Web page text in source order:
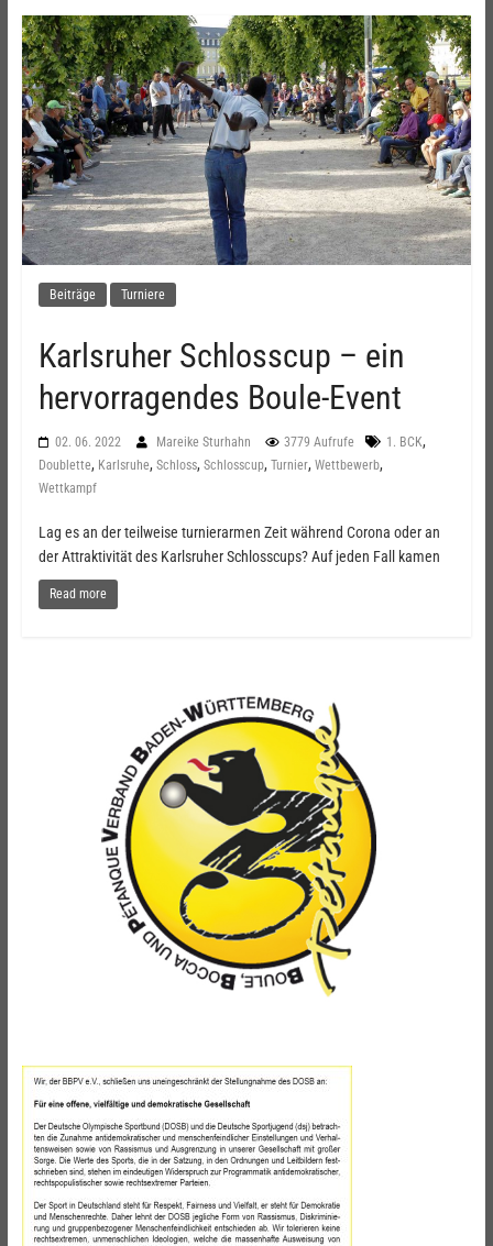
Beiträge Turniere
Karlsruher Schlosscup – ein
hervorragendes Boule-Event
02. 06. 2022 Mareike Sturhahn 3779 Aufrufe 1. BCK,
Doublette, Karlsruhe, Schloss, Schlosscup, Turnier, Wettbewerb,
Wettkampf
Lag es an der teilweise turnierarmen Zeit während Corona oder an
der Attraktivität des Karlsruher Schlosscups? Auf jeden Fall kamen
Read more